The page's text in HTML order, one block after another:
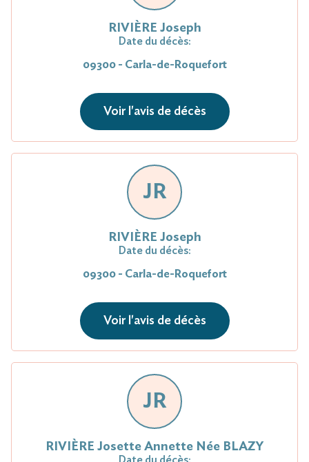
RIVIÈRE Joseph
Date du décès:
09300 - Carla-de-Roquefort
Voir l'avis de décès
JR
RIVIÈRE Joseph
Date du décès:
09300 - Carla-de-Roquefort
Voir l'avis de décès
JR
RIVIÈRE Josette Annette Née BLAZY
Date du décès: